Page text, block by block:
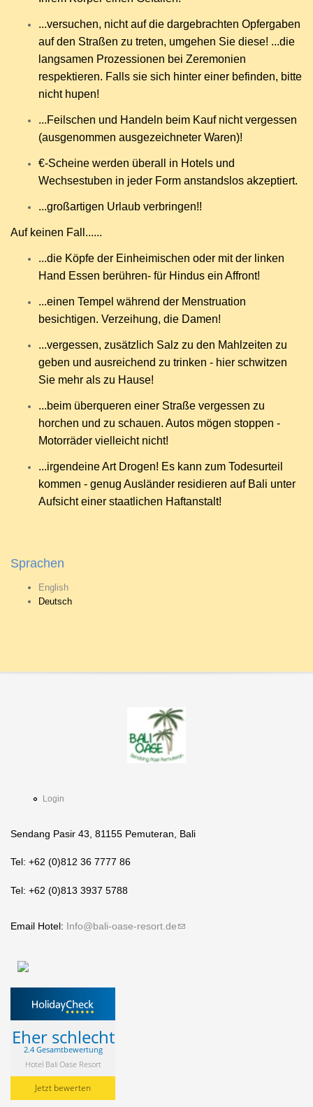
...versuchen, nicht auf die dargebrachten Opfergaben
auf den Straßen zu treten, umgehen Sie diese! ...die
langsamen Prozessionen bei Zeremonien
respektieren. Falls sie sich hinter einer befinden, bitte
nicht hupen!
...Feilschen und Handeln beim Kauf nicht vergessen
(ausgenommen ausgezeichneter Waren)!
€-Scheine werden überall in Hotels und
Wechsestuben in jeder Form anstandslos akzeptiert.
...großartigen Urlaub verbringen!!
Auf keinen Fall......
...die Köpfe der Einheimischen oder mit der linken
Hand Essen berühren- für Hindus ein Affront!
...einen Tempel während der Menstruation
besichtigen. Verzeihung, die Damen!
...vergessen, zusätzlich Salz zu den Mahlzeiten zu
geben und ausreichend zu trinken - hier schwitzen
Sie mehr als zu Hause!
...beim überqueren einer Straße vergessen zu
horchen und zu schauen. Autos mögen stoppen -
Motorräder vielleicht nicht!
...irgendeine Art Drogen! Es kann zum Todesurteil
kommen - genug Ausländer residieren auf Bali unter
Aufsicht einer staatlichen Haftanstalt!
Sprachen
English
Deutsch
Login
Sendang Pasir 43, 81155 Pemuteran, Bali
Tel: +62 (0)812 36 7777 86
Tel: +62 (0)813 3937 5788
Email Hotel: Info@bali-oase-resort.de(link sends e-mail)
Eher schlecht
2.4 Gesamtbewertung
Hotel Bali Oase Resort
Jetzt bewerten